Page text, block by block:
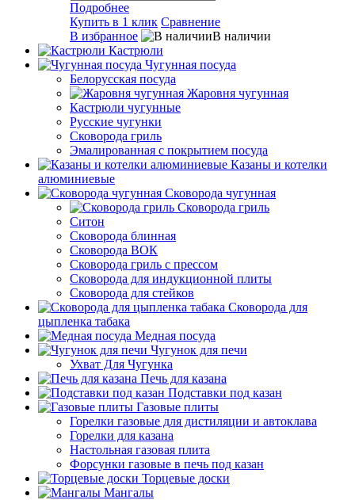
Подробнее
Купить в 1 клик Сравнение
В избранное
В наличии
Кастрюли
Чугунная посуда
Белорусская посуда
Жаровня чугунная
Кастрюли чугунные
Русские чугунки
Сковорода гриль
Эмалированная с покрытием посуда
Казаны и котелки
алюминиевые
Сковорода чугунная
Сковорода гриль
Ситон
Сковорода блинная
Сковорода ВОК
Сковорода гриль с прессом
Сковорода для индукционной плиты
Сковорода для стейков
Сковорода для
цыпленка табака
Медная посуда
Чугунок для печи
Ухват Для Чугунка
Печь для казана
Подставки под казан
Газовые плиты
Горелки газовые для дистиляции и автоклава
Горелки для казана
Настольная газовая плита
Форсунки газовые в печь под казан
Торцевые доски
Мангалы